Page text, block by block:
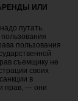
ИЛИ
путать.
пользования
съемщику не
своих
в
прав, — они